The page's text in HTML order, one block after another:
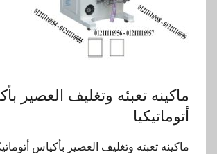
ماكينه تعبئه وتغليف العصير
أتوماتيكيا
ماكينه تعبئه وتغليف العصير بأكياس